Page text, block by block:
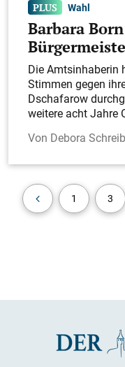
Wahl
Barbara
Die Amtsinhaberin
Stimmen gegen
Dschafarow
weitere acht Jahre
Debora
1 3